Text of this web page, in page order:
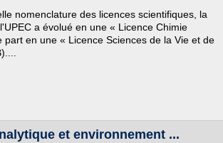
nomenclature des licences scientifiques, la
a évolué en une « Licence Chimie
en une « Licence Sciences de la Vie et de
et environnement ...